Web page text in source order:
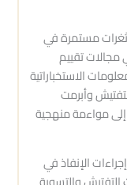
ثغرات مستمرة في
مجالات تقييم
الاستخباراتية
وأبرمت
إلى مواءمة منهجية
الإنفاذ في